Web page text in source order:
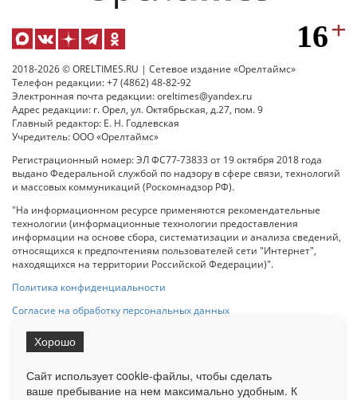
2018-2026 © ORELTIMES.RU | Сетевое издание «Орелтаймс»
Телефон редакции: +7 (4862) 48-82-92
Электронная почта редакции: oreltimes@yandex.ru
Адрес редакции: г. Орел, ул. Октябрьская, д.27, пом. 9
Главный редактор: Е. Н. Годлевская
Учредитель: ООО «Орелтаймс»
Регистрационный номер: ЭЛ ФС77-73833 от 19 октября 2018 года
выдано Федеральной службой по надзору в сфере связи, технологий
и массовых коммуникаций (Роскомнадзор РФ).
"На информационном ресурсе применяются рекомендательные
технологии (информационные технологии предоставления
информации на основе сбора, систематизации и анализа сведений,
относящихся к предпочтениям пользователей сети "Интернет",
находящихся на территории Российской Федерации)".
Политика конфиденциальности
Согласие на обработку персональных данных
При использовании любого материала с данного сайта гипер-ссылка
на Сетевое издание «ОрелТаймс» обязательна.
Сайт использует cookie-файлы, чтобы сделать
ваше пребывание на нем максимально удобным. К
Хорошо